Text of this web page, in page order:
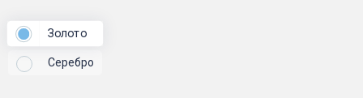
Золото
Серебро